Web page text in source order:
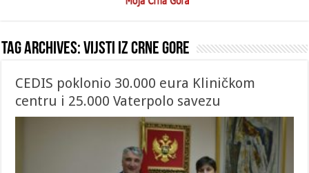
Tag Archives:Vijsti iz crne gore
CEDIS poklonio 30.000 eura Kliničkom
centru i 25.000 Vaterpolo savezu